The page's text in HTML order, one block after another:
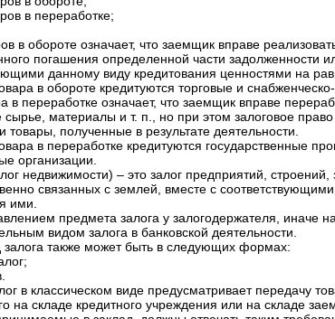
в переработке;
в обороте означает, что заемщик вправе
погашения определенной части задолженности
данному виду кредитования ценностями на
в обороте кредитуются торговые и
в переработке означает, что заемщик вправе
материалы и т. п., но при этом залоговое
товары, полученные в результате деятельности.
в переработке кредитуются государственные
организации.
недвижимости) – это залог предприятий,
связанных с землей, вместе с
ими.
предмета залога у залогодержателя, иначе
видом залога в банковской деятельности.
также может быть в следующих формах:
в классическом виде предусматривает передачу
на складе кредитного учреждения или на складе